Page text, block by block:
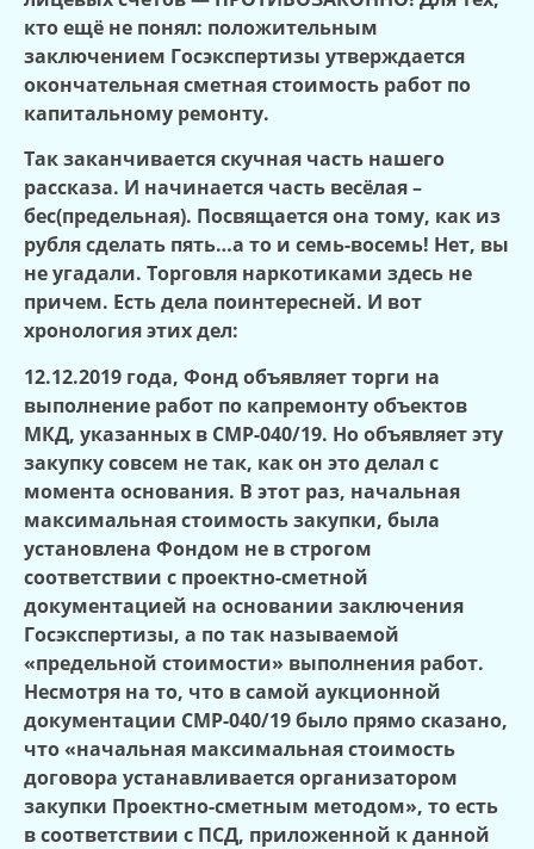
кто ещё не понял: положительным
заключением Госэкспертизы утверждается
окончательная сметная стоимость работ по
капитальному ремонту.
Так заканчивается скучная часть нашего
рассказа. И начинается часть весёлая –
бес(предельная). Посвящается она тому, как из
рубля сделать пять…а то и семь-восемь! Нет, вы
не угадали. Торговля наркотиками здесь не
причем. Есть дела поинтересней. И вот
хронология этих дел:
12.12.2019 года, Фонд объявляет торги на
выполнение работ по капремонту объектов
МКД, указанных в СМР-040/19. Но объявляет эту
закупку совсем не так, как он это делал с
момента основания. В этот раз, начальная
максимальная стоимость закупки, была
установлена Фондом не в строгом
соответствии с проектно-сметной
документацией на основании заключения
Госэкспертизы, а по так называемой
«предельной стоимости» выполнения работ.
Несмотря на то, что в самой аукционной
документации СМР-040/19 было прямо сказано,
что «начальная максимальная стоимость
договора устанавливается организатором
закупки Проектно-сметным методом», то есть
в соответствии с ПСД, приложенной к данной